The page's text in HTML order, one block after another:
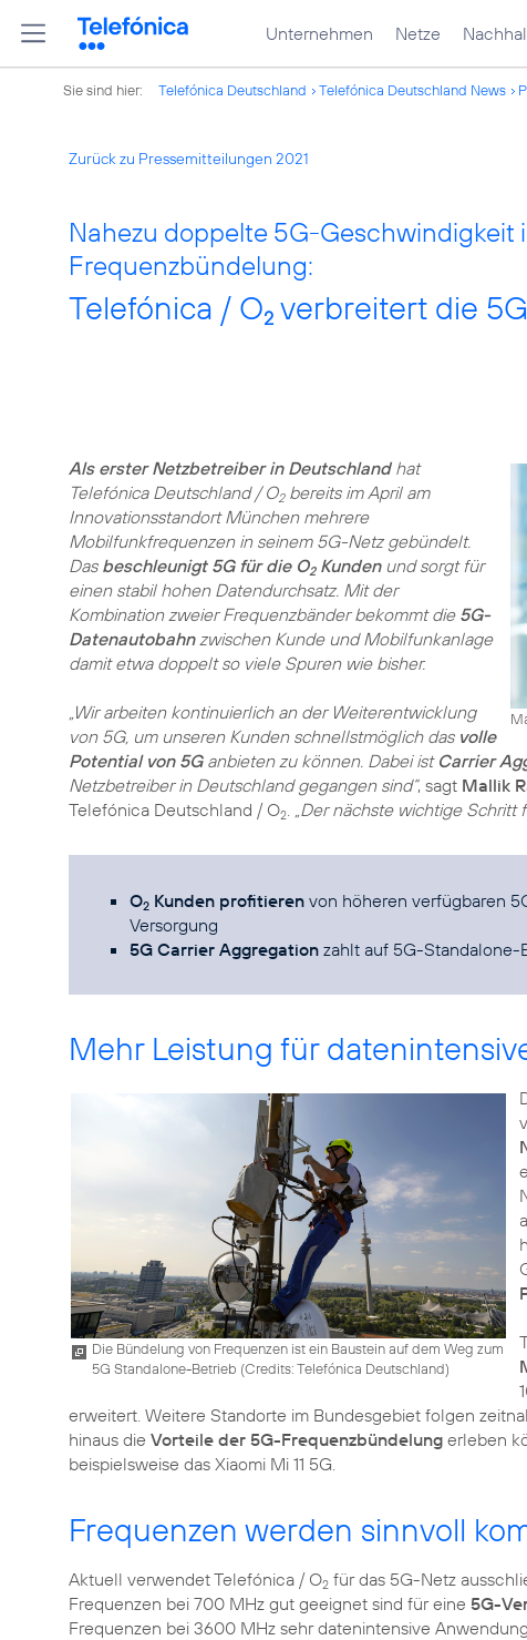
Unternehmen Netze
Sie sind hier: Telefónica Deutschland Telefónica Deutschland News
Zurück zu Pressemitteilungen 2021
Nahezu doppelte 5G-Geschwindigkeit
Frequenzbündelung:
Telefónica / O2 verbreitert die
Als erster Netzbetreiber in Deutschlandhat
Telefónica Deutschland / O2bereits im April am
Innovationsstandort München mehrere
Mobilfunkfrequenzen in seinem 5G-Netz gebündelt.
Das beschleunigt 5G für die O2Kundenund sorgt für
einen stabil hohen Datendurchsatz. Mit der
Kombination zweier Frequenzbänder bekommt die 5G-
Datenautobahnzwischen Kunde und Mobilfunkanlage
damit etwa doppelt so viele Spuren wie bisher.
„Wir arbeiten kontinuierlich an der Weiterentwicklung
von 5G, um unseren Kunden schnellstmöglich das volle
Potential von 5Ganbieten zu können. Dabei ist Carrier
Netzbetreiber in Deutschland gegangen sind“, sagt Mallik
Telefónica Deutschland / O2. „Der nächste wichtige Schritt
O2 Kunden profitieren von höheren verfügbaren
Versorgung
5G Carrier Aggregation zahlt auf 5G-Standalone-
Mehr Leistung für
Die Bündelung von Frequenzen ist ein Baustein auf dem Weg zum
5G Standalone-Betrieb (Credits: Telefónica Deutschland)
erweitert. Weitere Standorte im Bundesgebiet folgen
hinaus die Vorteile der 5G-Frequenzbündelung erleben
beispielsweise das Xiaomi Mi 11 5G.
Frequenzen werden sinnvoll
Aktuell verwendet Telefónica / O2 für das 5G-Netz
Frequenzen bei 700 MHz gut geeignet sind für eine 5G-
Frequenzen bei 3600 MHz sehr datenintensive